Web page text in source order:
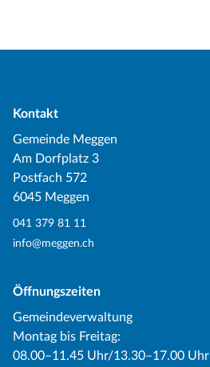
Kontakt
Gemeinde Meggen
Am Dorfplatz 3
Postfach 572
6045 Meggen
041 379 81 11
info@meggen.ch
Öffnungszeiten
Gemeindeverwaltung
Montag bis Freitag:
08.00–11.45 Uhr/13.30–17.00 Uhr